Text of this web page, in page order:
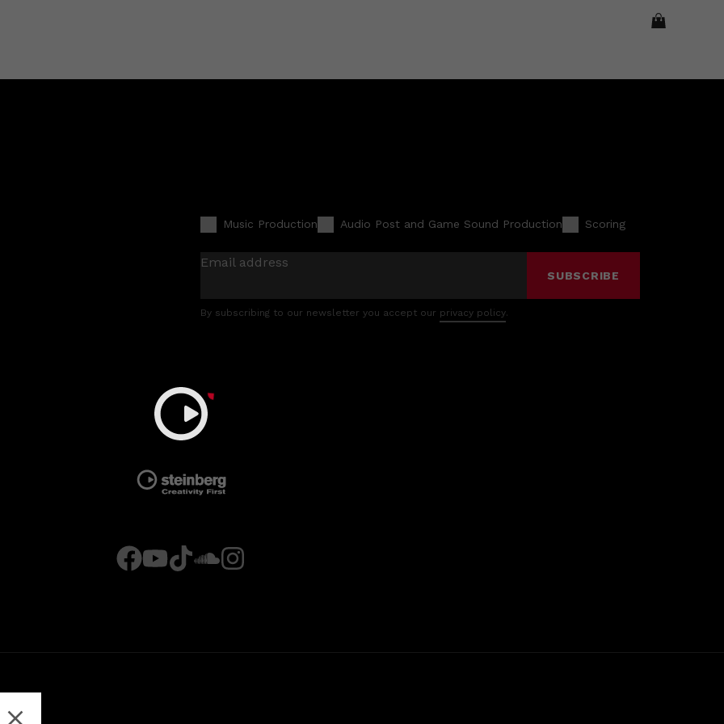
Music Production Audio Post and Game Sound Production Scoring
Email address
SUBSCRIBE
By subscribing to our newsletter you accept our privacy policy.